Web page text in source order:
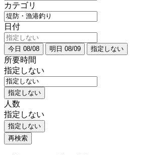
カテゴリ
日付
今日 08/08 明日 08/09 指定しない
所要時間
指定しない
指定しない
人数
指定しない
指定しない
再検索